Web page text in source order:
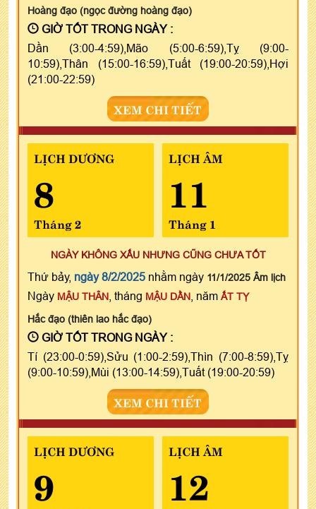
Hoàng đạo (ngọc đường hoàng đạo)
GIỜ TỐT TRONG NGÀY :
Dần (3:00-4:59),Mão (5:00-6:59),Tỵ (9:00-
10:59),Thân (15:00-16:59),Tuất (19:00-20:59),Hợi
(21:00-22:59)
XEM CHI TIẾT
LỊCH DƯƠNG
8
Tháng 2
LỊCH ÂM
11
Tháng 1
NGÀY KHÔNG XẤU NHƯNG CŨNG CHƯA TỐT
Thứ bảy, ngày 8/2/2025 nhằm ngày 11/1/2025 Âm lịch
Ngày MẬU THÂN , tháng MẬU DẦN , năm ẤT TỴ
Hắc đạo (thiên lao hắc đạo)
GIỜ TỐT TRONG NGÀY :
Tí (23:00-0:59),Sửu (1:00-2:59),Thìn (7:00-8:59),Tỵ
(9:00-10:59),Mùi (13:00-14:59),Tuất (19:00-20:59)
XEM CHI TIẾT
LỊCH DƯƠNG
9
LỊCH ÂM
12